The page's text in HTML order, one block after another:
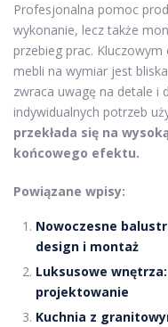
Profesjonalna pomoc
wykonanie, lecz także
przebieg prac.
mebli na wymiar jest
zwraca uwagę na detale i
indywidualnych potrzeb
przekłada się na
końcowego efektu.
Powiązane wpisy:
Nowoczesne
design i montaż
Luksusowe
projektowanie
Kuchnia z